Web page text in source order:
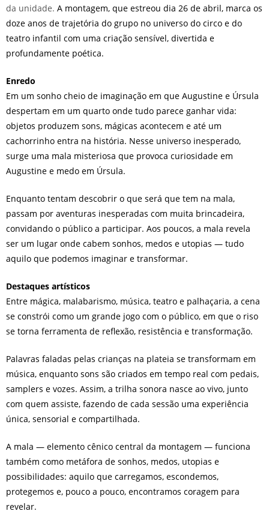
da unidade. A montagem, que estreou dia 26 de abril, marca os
doze anos de trajetória do grupo no universo do circo e do
teatro infantil com uma criação sensível, divertida e
profundamente poética.
Enredo
Em um sonho cheio de imaginação em que Augustine e Úrsula
despertam em um quarto onde tudo parece ganhar vida:
objetos produzem sons, mágicas acontecem e até um
cachorrinho entra na história. Nesse universo inesperado,
surge uma mala misteriosa que provoca curiosidade em
Augustine e medo em Úrsula.
Enquanto tentam descobrir o que será que tem na mala,
passam por aventuras inesperadas com muita brincadeira,
convidando o público a participar. Aos poucos, a mala revela
ser um lugar onde cabem sonhos, medos e utopias — tudo
aquilo que podemos imaginar e transformar.
Destaques artísticos
Entre mágica, malabarismo, música, teatro e palhaçaria, a cena
se constrói como um grande jogo com o público, em que o riso
se torna ferramenta de reflexão, resistência e transformação.
Palavras faladas pelas crianças na plateia se transformam em
música, enquanto sons são criados em tempo real com pedais,
samplers e vozes. Assim, a trilha sonora nasce ao vivo, junto
com quem assiste, fazendo de cada sessão uma experiência
única, sensorial e compartilhada.
A mala — elemento cênico central da montagem — funciona
também como metáfora de sonhos, medos, utopias e
possibilidades: aquilo que carregamos, escondemos,
protegemos e, pouco a pouco, encontramos coragem para
revelar.